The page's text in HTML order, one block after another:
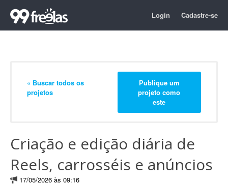
Login Cadastre-se
« Buscar todos os
projetos
Publique um
projeto como
este
Criação e edição diária de
Reels, carrosséis e anúncios
17/05/2026 às 09:16